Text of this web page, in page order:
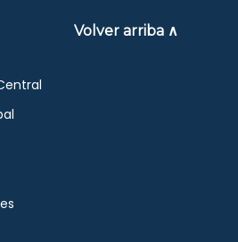
Volver arriba ∧